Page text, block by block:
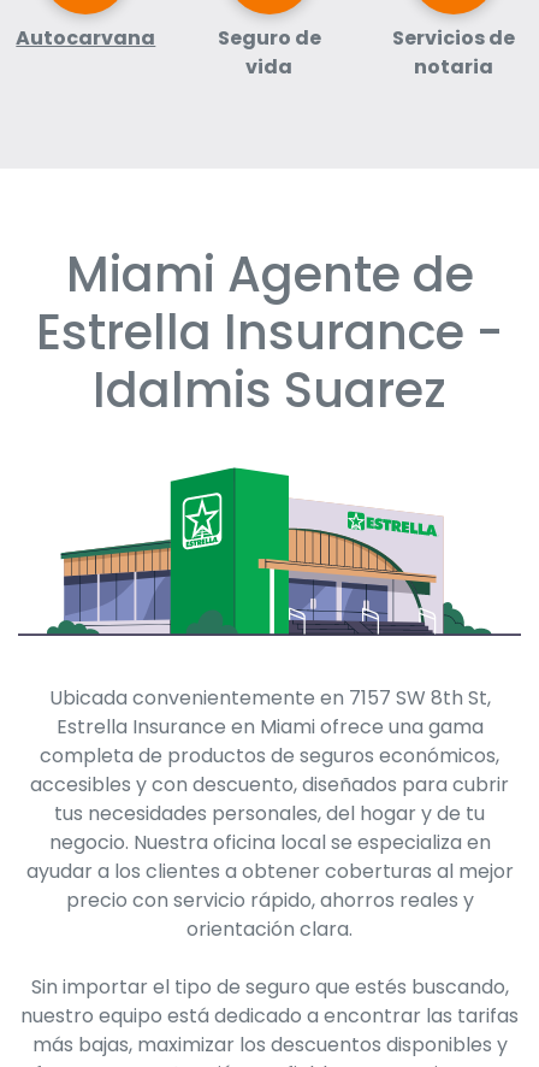
Autocarvana
Seguro de
vida
Servicios de
notaria
Miami Agente de
Estrella Insurance -
Idalmis Suarez
Ubicada convenientemente en 7157 SW 8th St,
Estrella Insurance en Miami ofrece una gama
completa de productos de seguros económicos,
accesibles y con descuento, diseñados para cubrir
tus necesidades personales, del hogar y de tu
negocio. Nuestra oficina local se especializa en
ayudar a los clientes a obtener coberturas al mejor
precio con servicio rápido, ahorros reales y
orientación clara.
Sin importar el tipo de seguro que estés buscando,
nuestro equipo está dedicado a encontrar las tarifas
más bajas, maximizar los descuentos disponibles y